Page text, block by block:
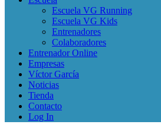
Escuela VG Running
Escuela VG Kids
Entrenadores
Colaboradores
Entrenador Online
Empresas
Víctor García
Noticias
Tienda
Contacto
Log In